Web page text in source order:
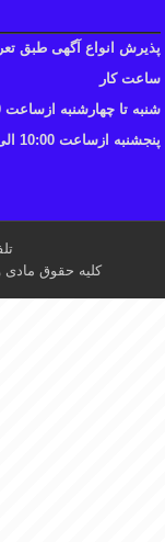
پذیرش انواع آگهی طبق
ساعت کار
شنبه تا چهارشنبه ازساعت 10:00 الی 17
پنجشنبه ازساعت 10:00 الی 13
کلیه حقوق مادی